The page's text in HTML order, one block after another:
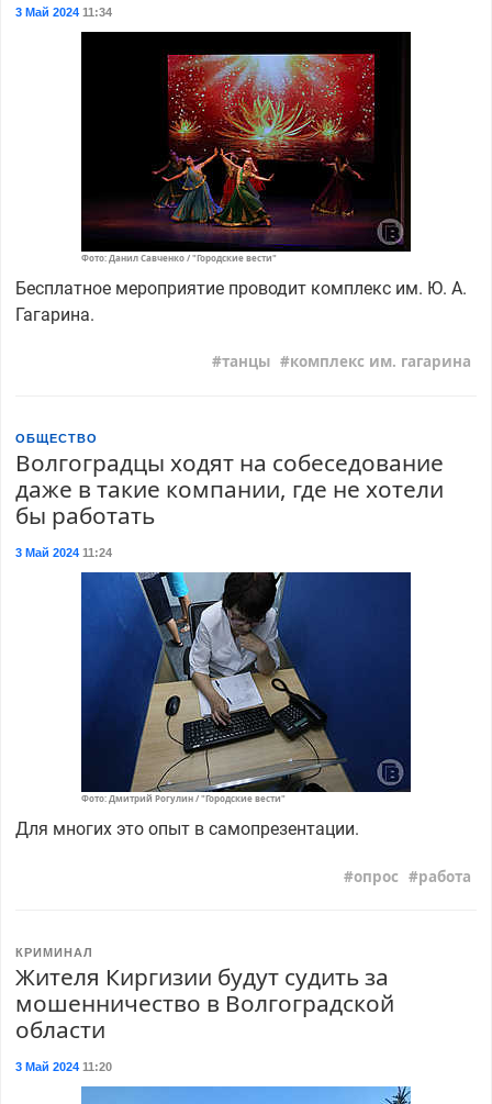
3 Май 202411:34
Фото: Данил Савченко / "Городские вести"
Бесплатное мероприятие проводит комплекс им. Ю. А.
Гагарина.
танцы комплекс им. гагарина
ОБЩЕСТВО
Волгоградцы ходят на собеседование
даже в такие компании, где не хотели
бы работать
3 Май 202411:24
Фото: Дмитрий Рогулин / "Городские вести"
Для многих это опыт в самопрезентации.
опрос работа
КРИМИНАЛ
Жителя Киргизии будут судить за
мошенничество в Волгоградской
области
3 Май 202411:20